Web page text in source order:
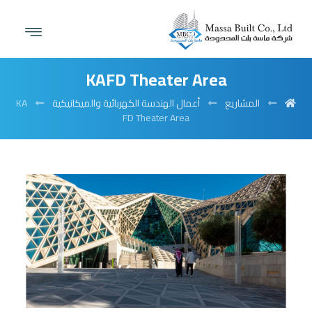
KAFD Theater Area
المشاريع أعمال الهندسة الكهربائية والميكانيكية
KA
FD Theater Area